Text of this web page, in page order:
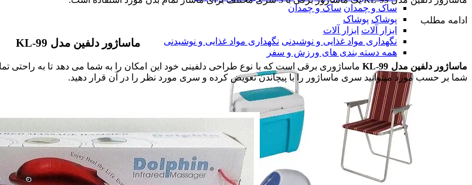
ساک و چمدان ساک و چمدان
پوشاک پوشاک
ابزار آلات ابزار آلات
نگهداری مواد غذایی و نوشیدنی نگهداری مواد غذایی و نوشیدنی
همه دسته بندی های ورزش و سفر
ادامه مطلب
ماساژور دلفین مدل KL-99
ماساژور دلفین مدل KL-99
شما بر حسب مورد میتوانید سری ماساژور را با پیچاندن تعویض کرده و سری مورد نظر را در آن قرار دهید.